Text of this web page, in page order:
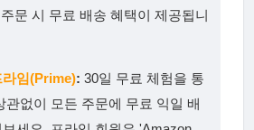
문 시 무료 배송 혜택이 제공됩니
라임(Prime): 30일 무료 체험을 통
관없이 모든 주문에 무료 익일 배